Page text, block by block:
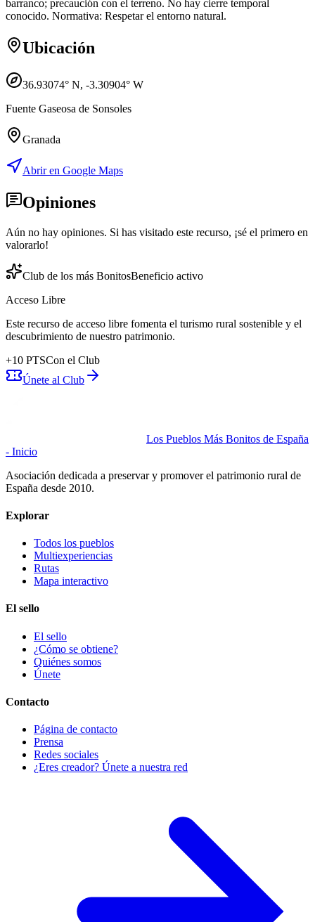
barranco; precaución con el terreno. No hay cierre temporal
conocido. Normativa: Respetar el entorno natural.
Ubicación
36.93074° N, -3.30904° W
Fuente Gaseosa de Sonsoles
Granada
Abrir en Google Maps
Opiniones
Aún no hay opiniones. Si has visitado este recurso, ¡sé el primero en
valorarlo!
Club de los más BonitosBeneficio activo
Acceso Libre
Este recurso de acceso libre fomenta el turismo rural sostenible y el
descubrimiento de nuestro patrimonio.
+10 PTSCon el Club
Únete al Club
Los Pueblos Más Bonitos de España
- Inicio
Asociación dedicada a preservar y promover el patrimonio rural de
España desde 2010.
Explorar
Todos los pueblos
Multiexperiencias
Rutas
Mapa interactivo
El sello
El sello
¿Cómo se obtiene?
Quiénes somos
Únete
Contacto
Página de contacto
Prensa
Redes sociales
¿Eres creador? Únete a nuestra red